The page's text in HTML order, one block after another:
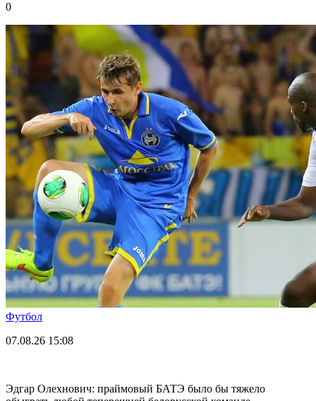
0
Футбол
07.08.26 15:08
Эдгар Олехнович: праймовый БАТЭ было бы тяжело